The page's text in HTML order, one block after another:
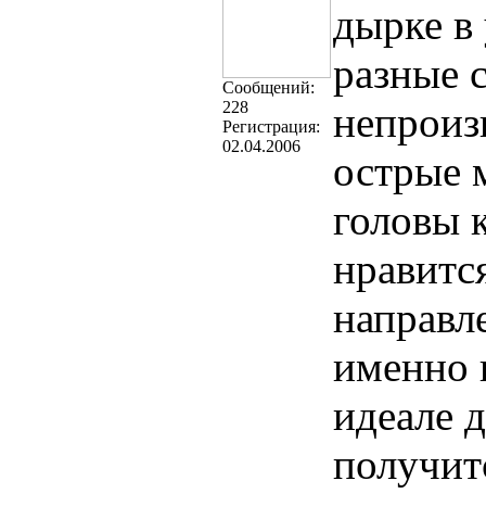
Cообщений:
228
Регистрация:
02.04.2006
дырке в
разные
острые
головы
именно
идеале